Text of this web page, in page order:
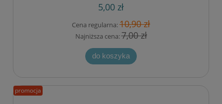
5,00 zł
Cena regularna:10,90 zł
Najniższa cena:7,00 zł
do koszyka
promocja